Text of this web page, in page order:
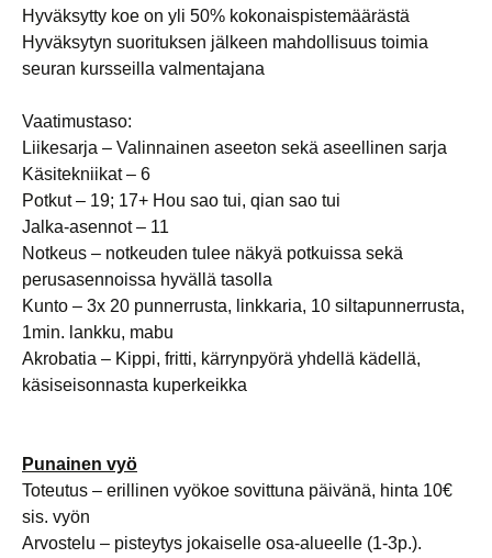
Hyväksytty koe on yli 50% kokonaispistemäärästä
Hyväksytyn suorituksen jälkeen mahdollisuus toimia
seuran kursseilla valmentajana
Vaatimustaso:
Liikesarja – Valinnainen aseeton sekä aseellinen sarja
Käsitekniikat – 6
Potkut – 19; 17+ Hou sao tui, qian sao tui
Jalka-asennot – 11
Notkeus – notkeuden tulee näkyä potkuissa sekä
perusasennoissa hyvällä tasolla
Kunto – 3x 20 punnerrusta, linkkaria, 10 siltapunnerrusta,
1min. lankku, mabu
Akrobatia – Kippi, fritti, kärrynpyörä yhdellä kädellä,
käsiseisonnasta kuperkeikka
Punainen vyö
Toteutus – erillinen vyökoe sovittuna päivänä, hinta 10€
sis. vyön
Arvostelu – pisteytys jokaiselle osa-alueelle (1-3p.).